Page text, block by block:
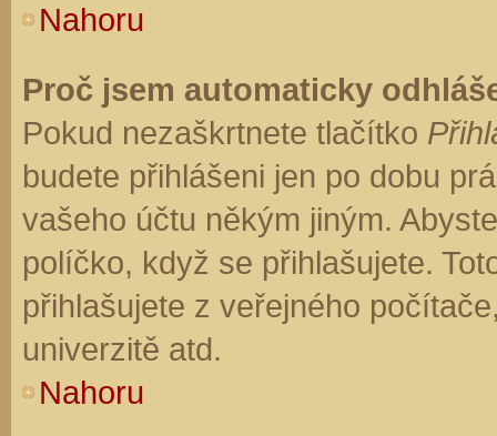
Nahoru
Proč jsem automaticky
Pokud nezaškrtnete tlačítko
budete přihlášeni jen po dobu
vašeho účtu někým jiným.
políčko, když se přihlašujete.
přihlašujete z veřejného
univerzitě atd.
Nahoru